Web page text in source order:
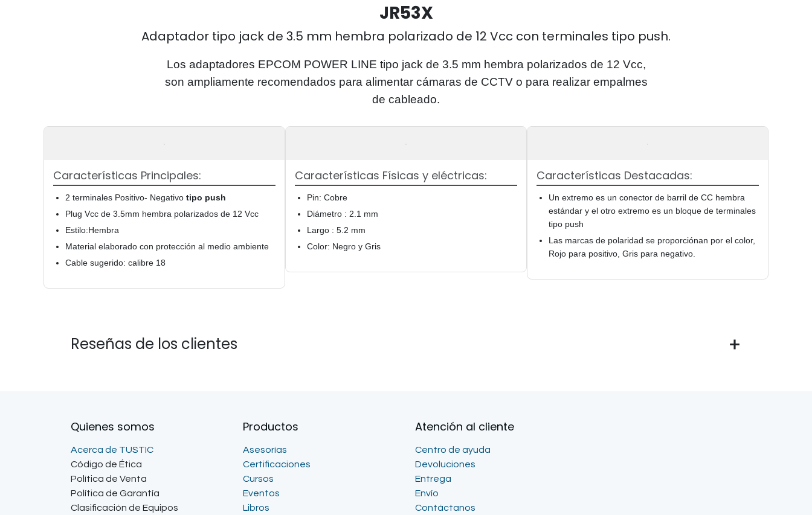
JR53X
Adaptador tipo jack de 3.5 mm hembra polarizado de 12 Vcc con terminales tipo push.
Los adaptadores EPCOM POWER LINE tipo jack de 3.5 mm hembra polarizados de 12 Vcc,
son ampliamente recomendados para alimentar cámaras de CCTV o para realizar empalmes
de cableado.
Características Principales:
2 terminales Positivo- Negativo tipo push
Plug Vcc de 3.5mm hembra polarizados de 12 Vcc
Estilo:Hembra
Material elaborado con protección al medio ambiente
Cable sugerido: calibre 18
Características Físicas y eléctricas:
Pin: Cobre
Diámetro : 2.1 mm
Largo : 5.2 mm
Color: Negro y Gris
Características Destacadas:
Un extremo es un conector de barril de CC hembra
estándar y el otro extremo es un bloque de terminales
tipo push
Las marcas de polaridad se proporciónan por el color,
Rojo para positivo, Gris para negativo.
Reseñas de los clientes
Quienes somos
Acerca de TUSTIC
Código de Ética
Política de Venta
Política de Garantía
Clasificación de Equipos
Productos
Asesorías
Certificaciones
Cursos
Eventos
Libros
Atención al cliente
Centro de ayuda
Devoluciones
Entrega
Envío
Contáctanos